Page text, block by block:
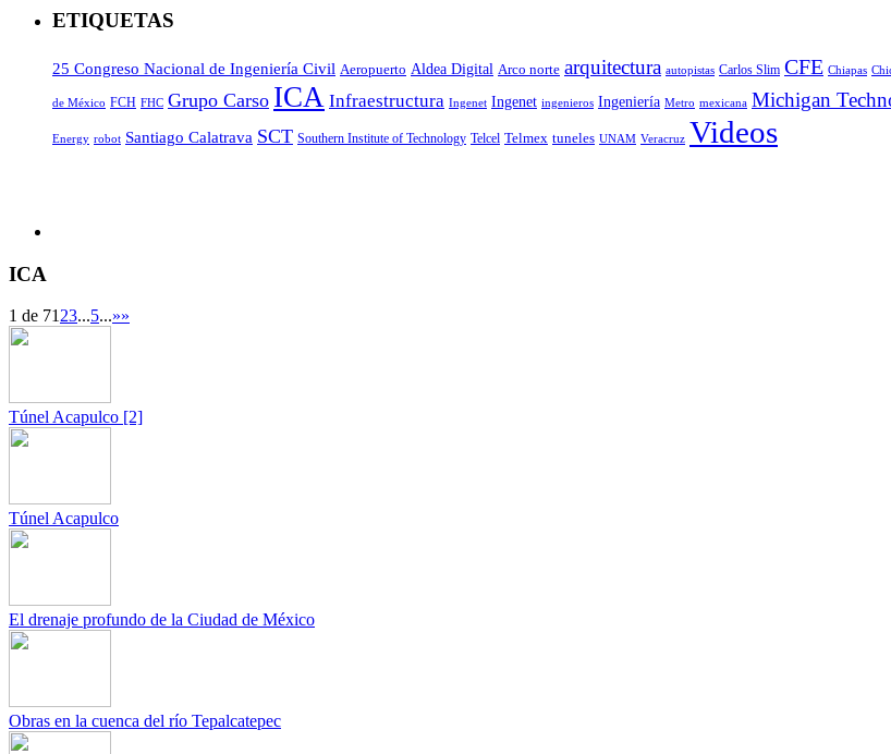
ETIQUETAS
25 Congreso Nacional de Ingeniería Civil Aeropuerto Aldea Digital Arco norte arquitectura autopistas Carlos Slim CFE Chiapas
de México FCH FHC Grupo Carso ICA Infraestructura Ingenet Ingenet ingenieros Ingeniería Metro mexicana Michigan
Energy robot Santiago Calatrava SCT Southern Institute of Technology Telcel Telmex tuneles UNAM Veracruz Videos
ICA
1 de 71 23...5...»»
Túnel Acapulco [2]
Túnel Acapulco
El drenaje profundo de la Ciudad de México
Obras en la cuenca del río Tepalcatepec